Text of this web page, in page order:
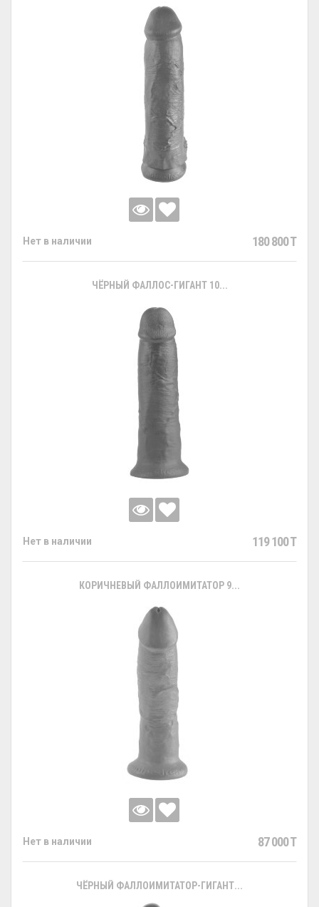
Нет в наличии 180 800 T
ЧЁРНЫЙ ФАЛЛОС-ГИГАНТ 10...
Нет в наличии 119 100 T
КОРИЧНЕВЫЙ ФАЛЛОИМИТАТОР 9...
Нет в наличии 87 000 T
ЧЁРНЫЙ ФАЛЛОИМИТАТОР-ГИГАНТ...